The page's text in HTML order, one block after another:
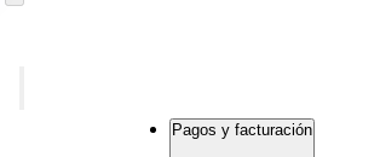
Pagos y facturación